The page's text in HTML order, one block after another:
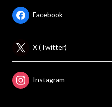
Facebook
X (Twitter)
Instagram